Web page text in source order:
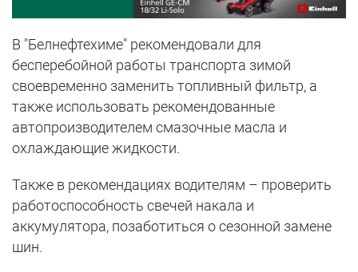
В "Белнефтехиме" рекомендовали для
бесперебойной работы транспорта зимой
своевременно заменить топливный фильтр, а
также использовать рекомендованные
автопроизводителем смазочные масла и
охлаждающие жидкости.
Также в рекомендациях водителям – проверить
работоспособность свечей накала и
аккумулятора, позаботиться о сезонной замене
шин.